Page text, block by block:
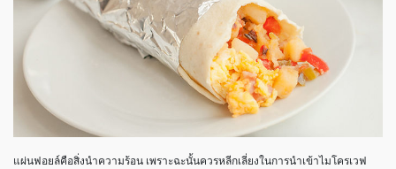
แผ่นฟอยล์คือสิ่งนำความร้อน เพราะฉะนั้นควรหลีกเลี่ยงในการนำเข้าไมโครเวฟ